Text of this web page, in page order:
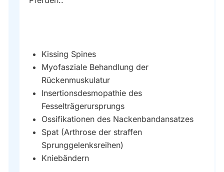
Kissing Spines
Myofasziale Behandlung der
Rückenmuskulatur
Insertionsdesmopathie des
Fesselträgerursprungs
Ossifikationen des Nackenbandansatzes
Spat (Arthrose der straffen
Sprunggelenksreihen)
Kniebändern